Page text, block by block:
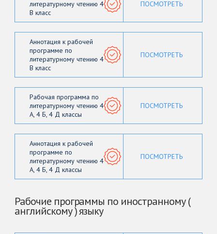
литературному чтению 4
В класс
ПОСМОТРЕТЬ
Аннотация к рабочей
программе по
литературному чтению 4
В класс
ПОСМОТРЕТЬ
Рабочая программа по
литературному чтению 4
А, 4 Б, 4 Д классы
ПОСМОТРЕТЬ
Аннотация к рабочей
программе по
литературному чтению 4
А, 4 Б, 4 Д классы
ПОСМОТРЕТЬ
Рабочие программы по иностранному (
английскому ) языку